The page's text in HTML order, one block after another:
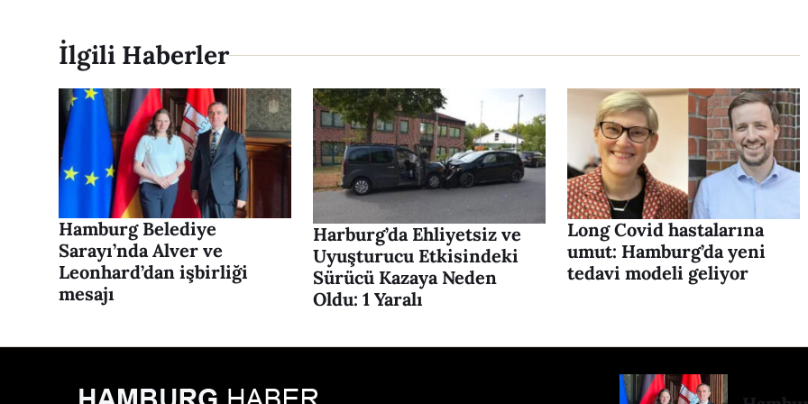
İlgili Haberler
Hamburg Belediye
Sarayı’nda Alver ve
Leonhard’dan işbirliği
mesajı
Harburg’da Ehliyetsiz ve
Uyuşturucu Etkisindeki
Sürücü Kazaya Neden
Oldu: 1 Yaralı
Long Covid hastalarına
umut: Hamburg’da yeni
tedavi modeli geliyor